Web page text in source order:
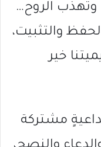
وتُهذّب الروح…
والتثبيت،
خير
مشتركة